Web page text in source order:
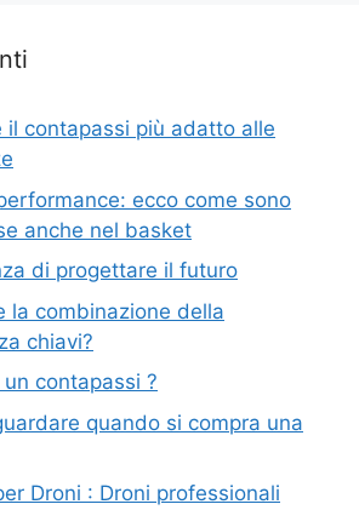
il contapassi più adatto alle
ecco come sono
anche nel basket
di progettare il futuro
la combinazione della
chiavi?
contapassi ?
quando si compra una
Droni : Droni professionali